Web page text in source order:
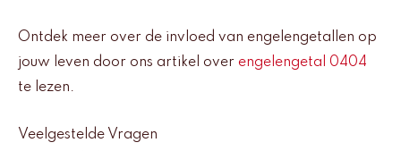
Ontdek meer over de invloed van engelengetallen op
jouw leven door ons artikel over engelengetal 0404
te lezen.
Veelgestelde Vragen